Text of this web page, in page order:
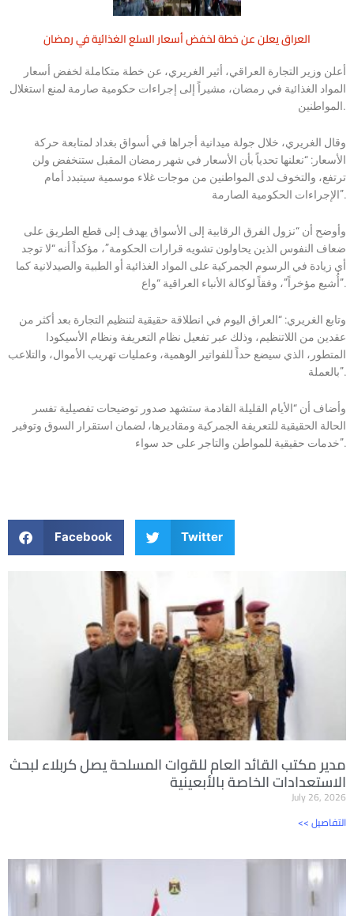
العراق يعلن عن خطة لخفض أسعار السلع الغذائية في رمضان
أعلن وزير التجارة العراقي، أثير الغريري، عن خطة متكاملة لخفض أسعار
المواد الغذائية في رمضان، مشيراً إلى إجراءات حكومية صارمة لمنع استغلال
المواطنين.
وقال الغريري، خلال جولة ميدانية أجراها في أسواق بغداد لمتابعة حركة
الأسعار: “نعلنها تحدياً بأن الأسعار في شهر رمضان المقبل ستنخفض ولن
ترتفع، والتخوف لدى المواطنين من موجات غلاء موسمية سيتبدد أمام
الإجراءات الحكومية الصارمة”.
وأوضح أن “نزول الفرق الرقابية إلى الأسواق يهدف إلى قطع الطريق على
ضعاف النفوس الذين يحاولون تشويه قرارات الحكومة”، مؤكداً أنه “لا توجد
أي زيادة في الرسوم الجمركية على المواد الغذائية أو الطبية والصيدلانية كما
أُشيع مؤخراً”، وفقاً لوكالة الأنباء العراقية “واع”.
وتابع الغريري: “العراق اليوم في انطلاقة حقيقية لتنظيم التجارة بعد أكثر من
عقدين من اللاتنظيم، وذلك عبر تفعيل نظام التعريفة ونظام الأسيكودا
المتطور، الذي سيضع حداً للفواتير الوهمية، وعمليات تهريب الأموال، والتلاعب
بالعملة”.
وأضاف أن “الأيام القليلة القادمة ستشهد صدور توضيحات تفصيلية تفسر
الحالة الحقيقية للتعريفة الجمركية ومقاديرها، لضمان استقرار السوق وتوفير
خدمات حقيقية للمواطن والتاجر على حد سواء”.
Facebook Twitter
مدير مكتب القائد العام للقوات المسلحة يصل كربلاء لبحث
الاستعدادات الخاصة بالأبعينية
July 26, 2026
<< التفاصيل